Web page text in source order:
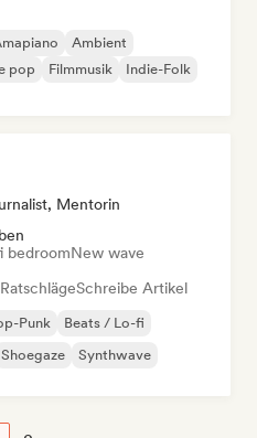
Ambient
pop Filmmusik
Indie-Folk
Mentorin
bedroomNew wave
Schreibe Artikel
Punk
Beats / Lo-fi
Shoegaze Synthwave